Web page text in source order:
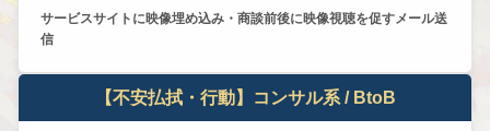
サービスサイトに映像埋め込み・商談前後に映像視聴を促すメール送
信
【不安払拭・行動】コンサル系 / BtoB